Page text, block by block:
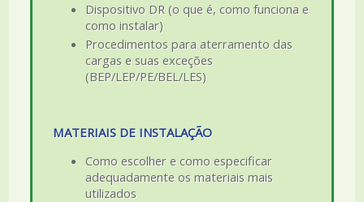
Dispositivo DR (o que é, como funciona e
como instalar)
Procedimentos para aterramento das
cargas e suas exceções
(BEP/LEP/PE/BEL/LES)
MATERIAIS DE INSTALAÇÃO
Como escolher e como especificar
adequadamente os materiais mais
utilizados